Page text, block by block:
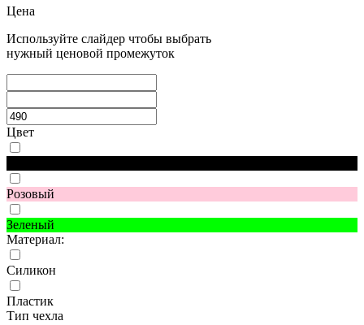
Цена
Используйте слайдер чтобы выбрать
нужный ценовой промежуток
Цвет
Розовый
Зеленый
Материал:
Силикон
Пластик
Тип чехла